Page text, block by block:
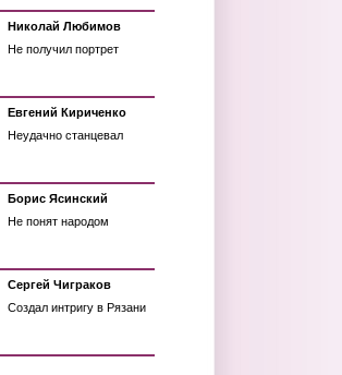
Николай Любимов
Не получил портрет
Евгений Кириченко
Неудачно станцевал
Борис Ясинский
Не понят народом
Сергей Чиграков
Создал интригу в Рязани